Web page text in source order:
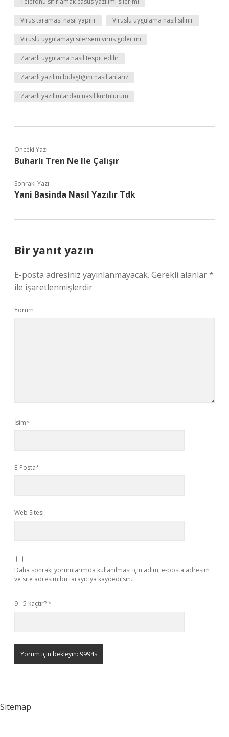
Virüs taraması nasıl yapılır Virüslü uygulama nasıl silinir
Virüslü uygulamayı silersem virüs gider mi
Zararlı uygulama nasıl tespit edilir
Zararlı yazılım bulaştığını nasıl anlarız
Zararlı yazılımlardan nasıl kurtulurum
Önceki Yazı
Buharlı Tren Ne Ile Çalışır
Sonraki Yazı
Yani Basinda Nasıl Yazılır Tdk
Bir yanıt yazın
E-posta adresiniz yayınlanmayacak. Gerekli alanlar*
ile işaretlenmişlerdir
Yorum
İsim*
E-Posta*
Web Sitesi
Daha sonraki yorumlarımda kullanılması için adım, e-posta adresim
ve site adresim bu tarayıcıya kaydedilsin.
9 - 5 kaçtır?*
Sitemap